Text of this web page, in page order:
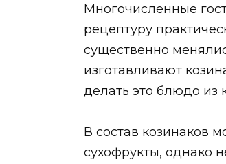
Многочисленные
рецептуру
существенно
изготавливают
делать это блюдо из
В состав козинаков
сухофрукты, однако